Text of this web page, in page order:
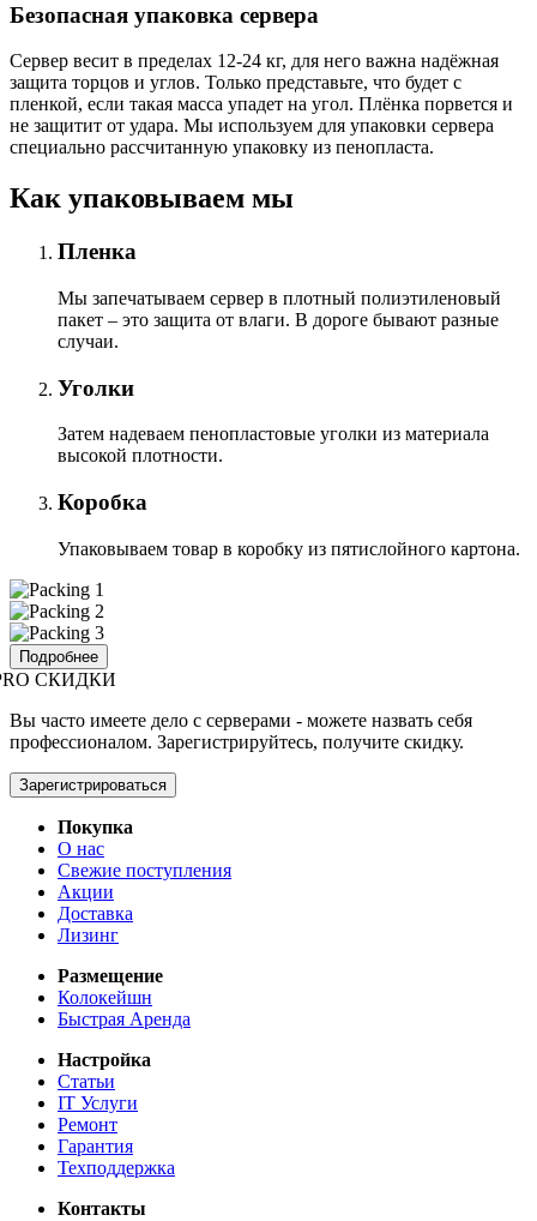
Безопасная упаковка сервера
Сервер весит в пределах 12-24 кг, для него важна надёжная
защита торцов и углов. Только представьте, что будет с
пленкой, если такая масса упадет на угол. Плёнка порвется и
не защитит от удара. Мы используем для упаковки сервера
специально расcчитанную упаковку из пенопласта.
Как упаковываем мы
Пленка
Мы запечатываем сервер в плотный полиэтиленовый
пакет – это защита от влаги. В дороге бывают разные
случаи.
Уголки
Затем надеваем пенопластовые уголки из материала
высокой плотности.
Коробка
Упаковываем товар в коробку из пятислойного картона.
Подробнее
СКИДКИ
Вы часто имеете дело с серверами - можете назвать себя
профессионалом. Зарегистрируйтесь, получите скидку.
Зарегистрироваться
Покупка
О нас
Свежие поступления
Акции
Доставка
Лизинг
Размещение
Колокейшн
Быстрая Аренда
Настройка
Статьи
IT Услуги
Ремонт
Гарантия
Техподдержка
Контакты